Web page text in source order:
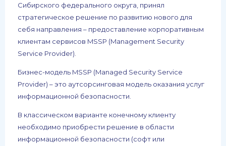
Сибирского федерального округа, принял
стратегическое решение по развитию нового для
себя направления – предоставление корпоративным
клиентам сервисов MSSP (Management Security
Service Provider).
Бизнес-модель MSSP (Managed Security Service
Provider) – это аутсорсинговая модель оказания услуг
информационной безопасности.
В классическом варианте конечному клиенту
необходимо приобрести решение в области
информационной безопасности (софт или